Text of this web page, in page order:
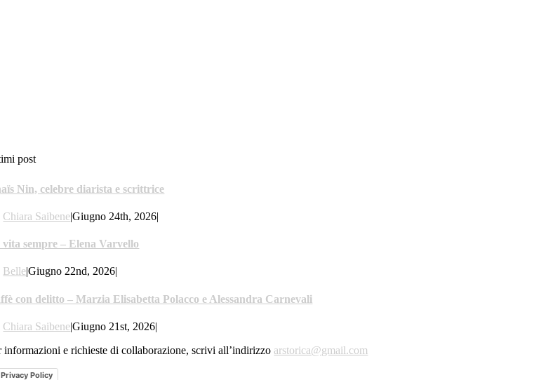
post
Nin, celebre diarista e scrittrice
Chiara Saibene|Giugno 24th, 2026|
sempre – Elena Varvello
Belle|Giugno 22nd, 2026|
con delitto – Marzia Elisabetta Polacco e Alessandra Carnevali
Chiara Saibene|Giugno 21st, 2026|
informazioni e richieste di collaborazione, scrivi all’indirizzo arstorica@gmail.com
Privacy Policy